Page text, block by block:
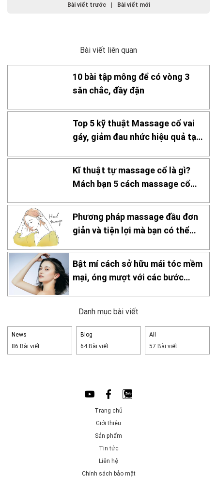
Bài viết trước | Bài viết mới
Bài viết liên quan
10 bài tập mông để có vòng 3
săn chắc, đầy đặn
Top 5 kỹ thuật Massage cổ vai
gáy, giảm đau nhức hiệu quả tại
Kĩ thuật tự massage cổ là gì?
Mách bạn 5 cách massage cổ
Phương pháp massage đầu đơn
giản và tiện lợi mà bạn có thể
Bật mí cách sở hữu mái tóc mềm
mại, óng mượt với các bước
Danh mục bài viết
News
86 Bài viết
Blog
64 Bài viết
All
57 Bài viết
Trang chủ
Giới thiệu
Sản phẩm
Tin tức
Liên hệ
Chính sách bảo mật